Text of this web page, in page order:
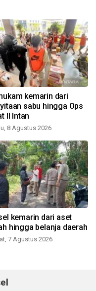
kemarin dari
sabu hingga Ops
II Intan
8 Agustus 2026
kemarin dari aset
hingga belanja daerah
7 Agustus 2026